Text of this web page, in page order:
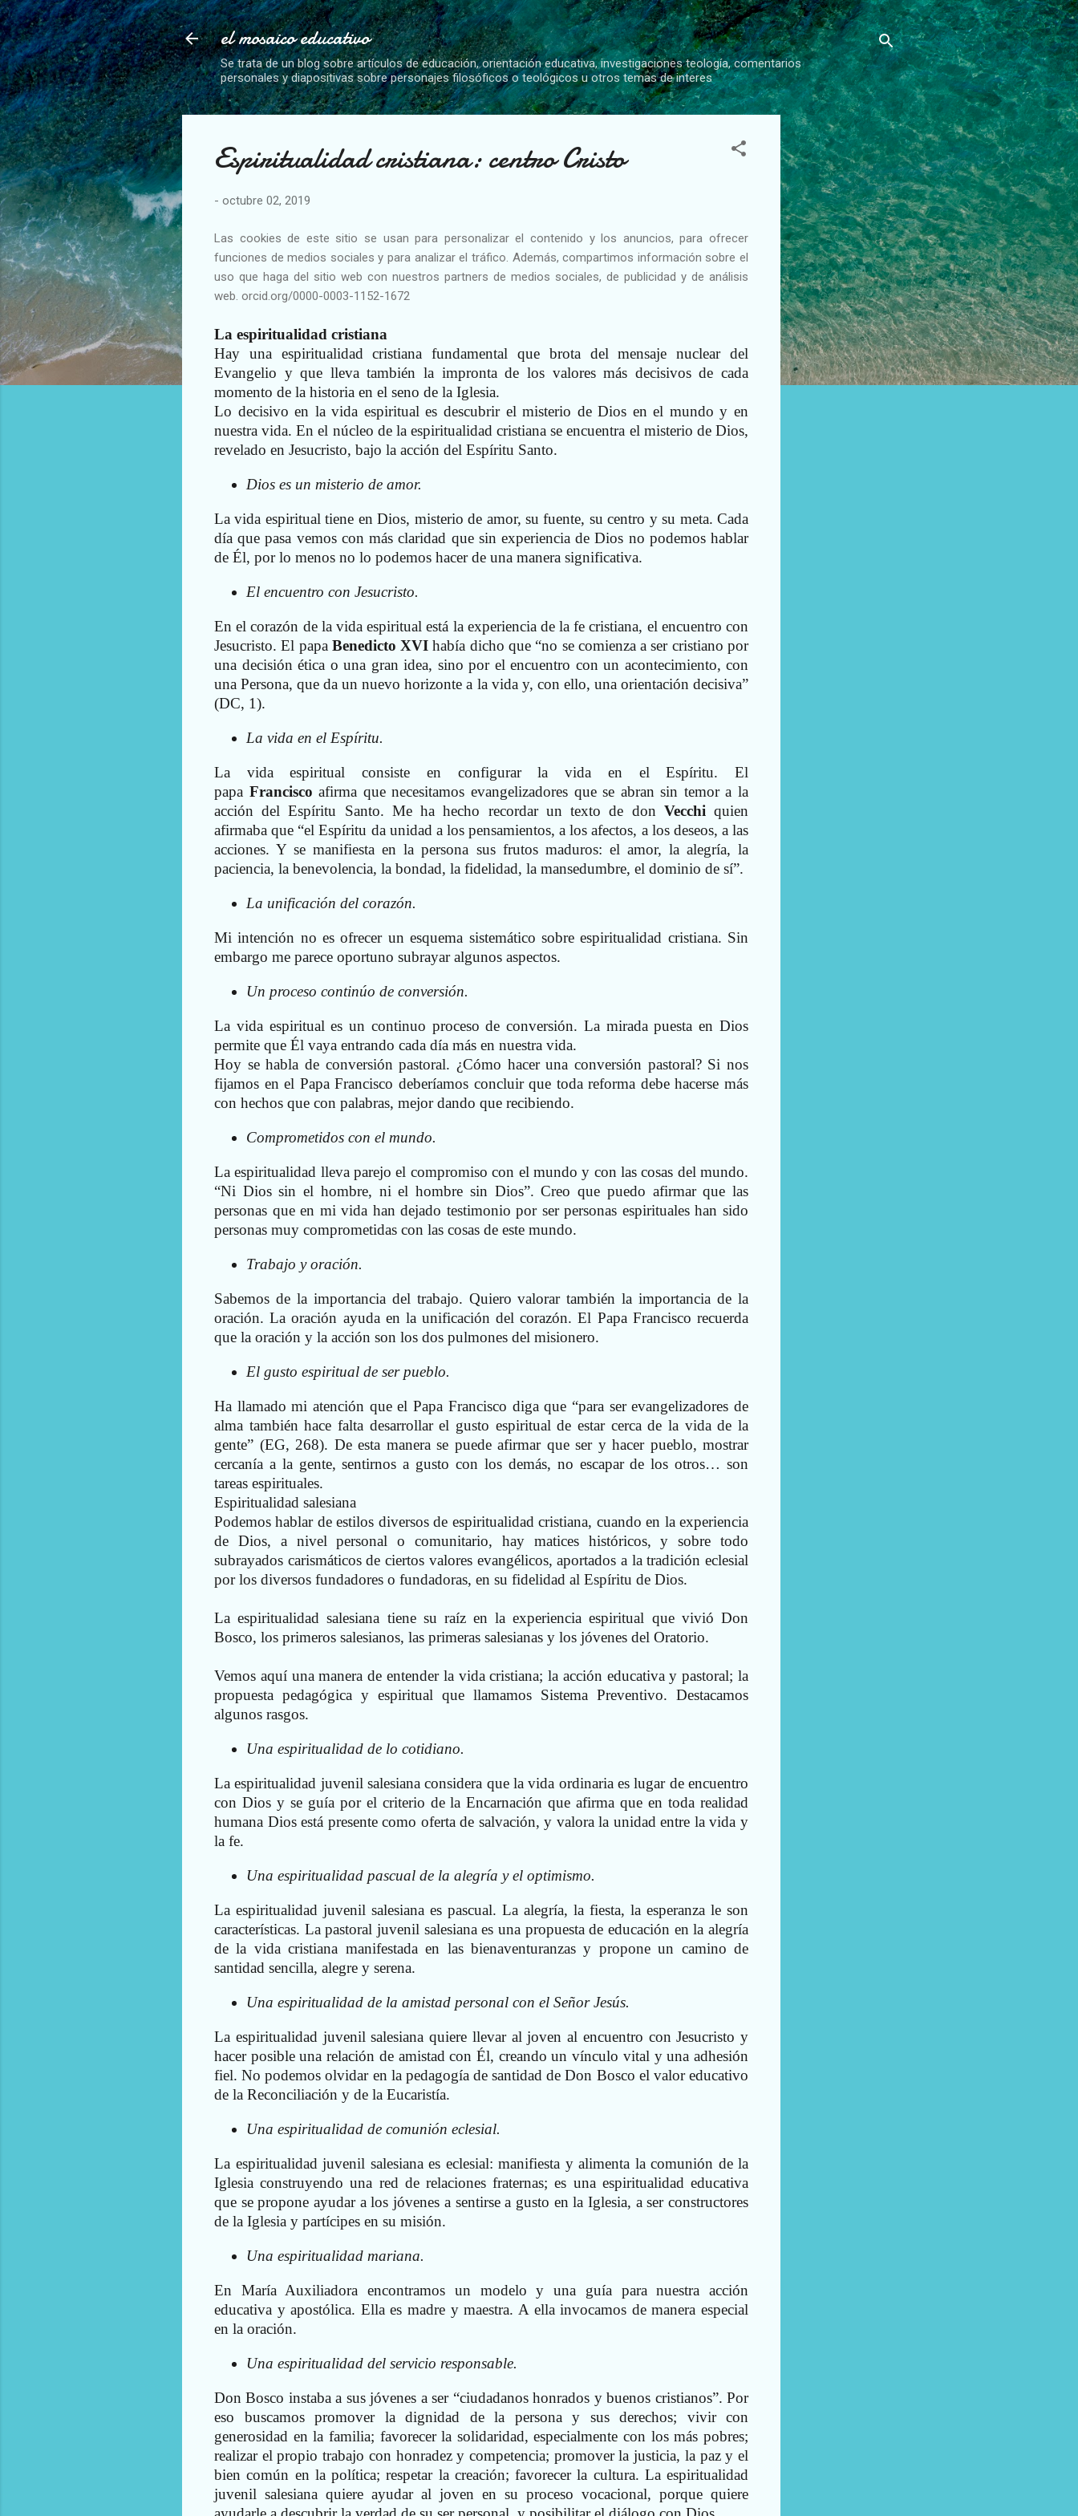
Ir al contenido principal
el mosaico educativo
Se trata de un blog sobre artículos de educación, orientación educativa, investigaciones teología, comentarios
personales y diapositivas sobre personajes filosóficos o teológicos u otros temas de interes
Espiritualidad cristiana: centro Cristo
- octubre 02, 2019
Las cookies de este sitio se usan para personalizar el contenido y los anuncios, para ofrecer
funciones de medios sociales y para analizar el tráfico. Además, compartimos información sobre el
uso que haga del sitio web con nuestros partners de medios sociales, de publicidad y de análisis
web. orcid.org/0000-0003-1152-1672
La espiritualidad cristiana
Hay una espiritualidad cristiana fundamental que brota del mensaje nuclear del
Evangelio y que lleva también la impronta de los valores más decisivos de cada
momento de la historia en el seno de la Iglesia.
Lo decisivo en la vida espiritual es descubrir el misterio de Dios en el mundo y en
nuestra vida. En el núcleo de la espiritualidad cristiana se encuentra el misterio de Dios,
revelado en Jesucristo, bajo la acción del Espíritu Santo.
Dios es un misterio de amor.
La vida espiritual tiene en Dios, misterio de amor, su fuente, su centro y su meta. Cada
día que pasa vemos con más claridad que sin experiencia de Dios no podemos hablar
de Él, por lo menos no lo podemos hacer de una manera significativa.
El encuentro con Jesucristo.
En el corazón de la vida espiritual está la experiencia de la fe cristiana, el encuentro con
Jesucristo. El papa Benedicto XVI había dicho que “no se comienza a ser cristiano por
una decisión ética o una gran idea, sino por el encuentro con un acontecimiento, con
una Persona, que da un nuevo horizonte a la vida y, con ello, una orientación decisiva”
(DC, 1).
La vida en el Espíritu.
La vida espiritual consiste en configurar la vida en el Espíritu. El
papa Franciscoafirma que necesitamos evangelizadores que se abran sin temor a la
acción del Espíritu Santo. Me ha hecho recordar un texto de don Vecchi quien
afirmaba que “el Espíritu da unidad a los pensamientos, a los afectos, a los deseos, a las
acciones. Y se manifiesta en la persona sus frutos maduros: el amor, la alegría, la
paciencia, la benevolencia, la bondad, la fidelidad, la mansedumbre, el dominio de sí”.
La unificación del corazón.
Mi intención no es ofrecer un esquema sistemático sobre espiritualidad cristiana. Sin
embargo me parece oportuno subrayar algunos aspectos.
Un proceso continúo de conversión.
La vida espiritual es un continuo proceso de conversión. La mirada puesta en Dios
permite que Él vaya entrando cada día más en nuestra vida.
Hoy se habla de conversión pastoral. ¿Cómo hacer una conversión pastoral? Si nos
fijamos en el Papa Francisco deberíamos concluir que toda reforma debe hacerse más
con hechos que con palabras, mejor dando que recibiendo.
Comprometidos con el mundo.
La espiritualidad lleva parejo el compromiso con el mundo y con las cosas del mundo.
“Ni Dios sin el hombre, ni el hombre sin Dios”. Creo que puedo afirmar que las
personas que en mi vida han dejado testimonio por ser personas espirituales han sido
personas muy comprometidas con las cosas de este mundo.
Trabajo y oración.
Sabemos de la importancia del trabajo. Quiero valorar también la importancia de la
oración. La oración ayuda en la unificación del corazón. El Papa Francisco recuerda
que la oración y la acción son los dos pulmones del misionero.
El gusto espiritual de ser pueblo.
Ha llamado mi atención que el Papa Francisco diga que “para ser evangelizadores de
alma también hace falta desarrollar el gusto espiritual de estar cerca de la vida de la
gente” (EG, 268). De esta manera se puede afirmar que ser y hacer pueblo, mostrar
cercanía a la gente, sentirnos a gusto con los demás, no escapar de los otros… son
tareas espirituales.
Espiritualidad salesiana
Podemos hablar de estilos diversos de espiritualidad cristiana, cuando en la experiencia
de Dios, a nivel personal o comunitario, hay matices históricos, y sobre todo
subrayados carismáticos de ciertos valores evangélicos, aportados a la tradición eclesial
por los diversos fundadores o fundadoras, en su fidelidad al Espíritu de Dios.
La espiritualidad salesiana tiene su raíz en la experiencia espiritual que vivió Don
Bosco, los primeros salesianos, las primeras salesianas y los jóvenes del Oratorio.
Vemos aquí una manera de entender la vida cristiana; la acción educativa y pastoral; la
propuesta pedagógica y espiritual que llamamos Sistema Preventivo. Destacamos
algunos rasgos.
Una espiritualidad de lo cotidiano.
La espiritualidad juvenil salesiana considera que la vida ordinaria es lugar de encuentro
con Dios y se guía por el criterio de la Encarnación que afirma que en toda realidad
humana Dios está presente como oferta de salvación, y valora la unidad entre la vida y
la fe.
Una espiritualidad pascual de la alegría y el optimismo.
La espiritualidad juvenil salesiana es pascual. La alegría, la fiesta, la esperanza le son
características. La pastoral juvenil salesiana es una propuesta de educación en la alegría
de la vida cristiana manifestada en las bienaventuranzas y propone un camino de
santidad sencilla, alegre y serena.
Una espiritualidad de la amistad personal con el Señor Jesús.
La espiritualidad juvenil salesiana quiere llevar al joven al encuentro con Jesucristo y
hacer posible una relación de amistad con Él, creando un vínculo vital y una adhesión
fiel. No podemos olvidar en la pedagogía de santidad de Don Bosco el valor educativo
de la Reconciliación y de la Eucaristía.
Una espiritualidad de comunión eclesial.
La espiritualidad juvenil salesiana es eclesial: manifiesta y alimenta la comunión de la
Iglesia construyendo una red de relaciones fraternas; es una espiritualidad educativa
que se propone ayudar a los jóvenes a sentirse a gusto en la Iglesia, a ser constructores
de la Iglesia y partícipes en su misión.
Una espiritualidad mariana.
En María Auxiliadora encontramos un modelo y una guía para nuestra acción
educativa y apostólica. Ella es madre y maestra. A ella invocamos de manera especial
en la oración.
Una espiritualidad del servicio responsable.
Don Bosco instaba a sus jóvenes a ser “ciudadanos honrados y buenos cristianos”. Por
eso buscamos promover la dignidad de la persona y sus derechos; vivir con
generosidad en la familia; favorecer la solidaridad, especialmente con los más pobres;
realizar el propio trabajo con honradez y competencia; promover la justicia, la paz y el
bien común en la política; respetar la creación; favorecer la cultura. La espiritualidad
juvenil salesiana quiere ayudar al joven en su proceso vocacional, porque quiere